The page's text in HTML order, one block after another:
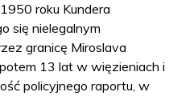
roku Kundera
się nielegalnym
granicę Miroslava
13 lat w więzieniach i
policyjnego raportu, w